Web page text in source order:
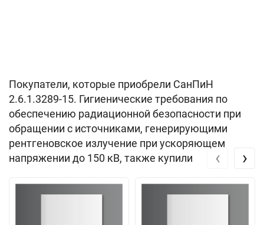
Покупатели, которые приобрели СанПиН
2.6.1.3289-15. Гигиенические требования по
обеспечению радиационной безопасности при
обращении с источниками, генерирующими
рентгеновское излучение при ускоряющем
напряжении до 150 кВ, также купили
‹ ›